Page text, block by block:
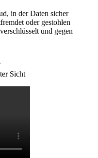
in der Daten sicher
oder gestohlen
und gegen
Sicht